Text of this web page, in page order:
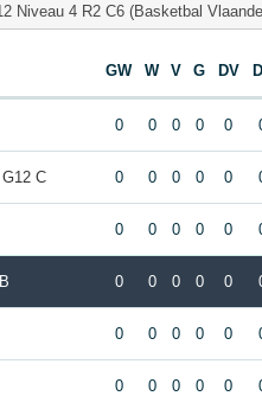
Niveau 4 R2 C6 (Basketbal
GW W V G DV
0 0 0 0 0
C 0 0 0 0 0
0 0 0 0 0
0 0 0 0 0
0 0 0 0 0
0 0 0 0 0